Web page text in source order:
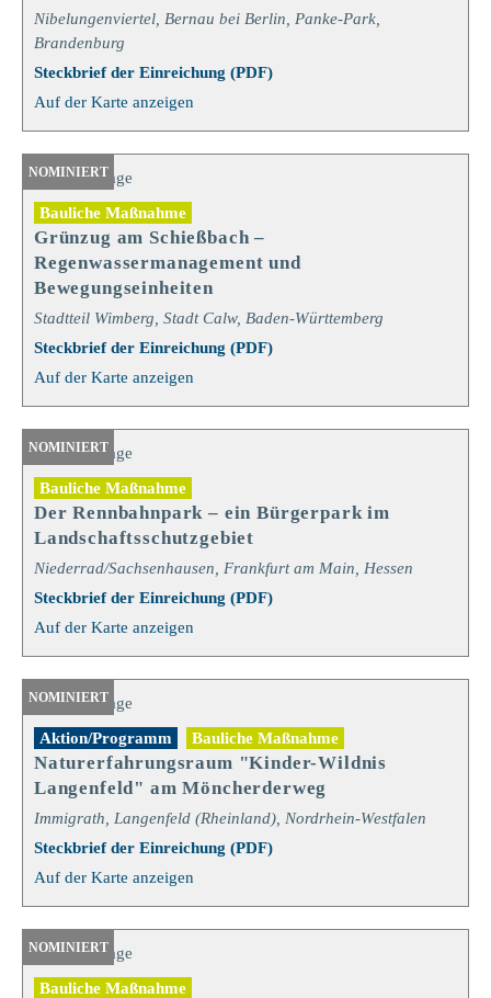
Nibelungenviertel, Bernau bei Berlin, Panke-Park,
Brandenburg
Steckbrief der Einreichung (PDF)
Auf der Karte anzeigen
Bauliche Maßnahme
Grünzug am Schießbach –
Regenwassermanagement und
Bewegungseinheiten
Stadtteil Wimberg, Stadt Calw, Baden-Württemberg
Steckbrief der Einreichung (PDF)
Auf der Karte anzeigen
NOMINIERT
Bauliche Maßnahme
Der Rennbahnpark – ein Bürgerpark im
Landschaftsschutzgebiet
Niederrad/Sachsenhausen, Frankfurt am Main, Hessen
Steckbrief der Einreichung (PDF)
Auf der Karte anzeigen
NOMINIERT
Aktion/Programm Bauliche Maßnahme
Naturerfahrungsraum "Kinder-Wildnis
Langenfeld" am Möncherderweg
Immigrath, Langenfeld (Rheinland), Nordrhein-Westfalen
Steckbrief der Einreichung (PDF)
Auf der Karte anzeigen
NOMINIERT
Bauliche Maßnahme
NOMINIERT